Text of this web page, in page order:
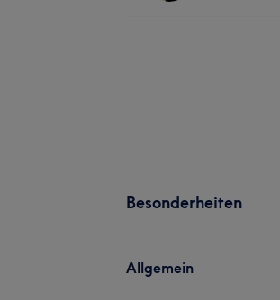
Besonderheiten
Allgemein